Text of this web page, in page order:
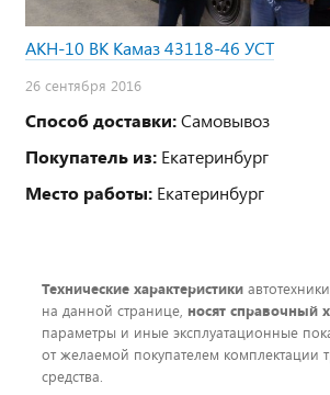
АКН-10 ВК Камаз 43118-46 УСТ
26 сентября 2016
Способ доставки:Самовывоз
Покупатель из: Екатеринбург
Место работы: Екатеринбург
Технические характеристики
на данной странице, носят справочный
параметры и иные эксплуатационные
от желаемой покупателем комплектации
средства.